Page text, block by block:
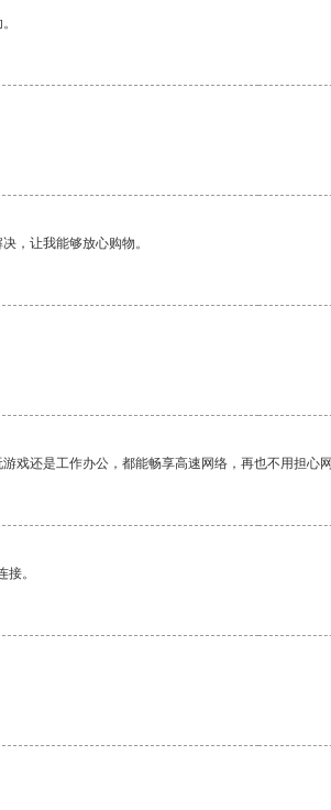
，让我能够放心购物。
戏还是工作办公，都能畅享高速网络，再也不用担心网
。